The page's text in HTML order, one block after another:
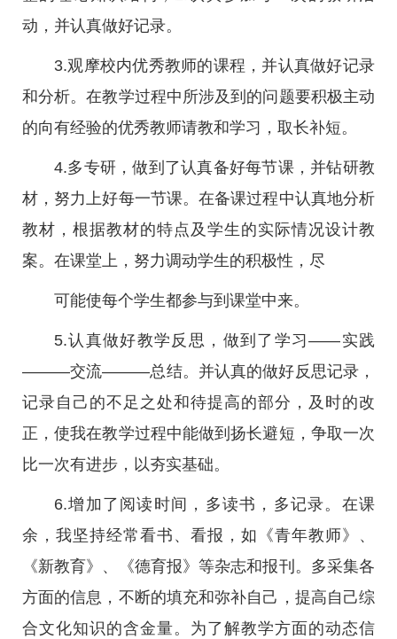
动，并认真做好记录。
3.观摩校内优秀教师的课程，并认真做好记录
和分析。在教学过程中所涉及到的问题要积极主动
的向有经验的优秀教师请教和学习，取长补短。
4.多专研，做到了认真备好每节课，并钻研教
材，努力上好每一节课。在备课过程中认真地分析
教材，根据教材的特点及学生的实际情况设计教
案。在课堂上，努力调动学生的积极性，尽
可能使每个学生都参与到课堂中来。
5.认真做好教学反思，做到了学习——实践
———交流———总结。并认真的做好反思记录，
记录自己的不足之处和待提高的部分，及时的改
正，使我在教学过程中能做到扬长避短，争取一次
比一次有进步，以夯实基础。
6.增加了阅读时间，多读书，多记录。在课
余，我坚持经常看书、看报，如《青年教师》、
《新教育》、《德育报》等杂志和报刊。多采集各
方面的信息，不断的填充和弥补自己，提高自己综
合文化知识的含金量。为了解教学方面的动态信